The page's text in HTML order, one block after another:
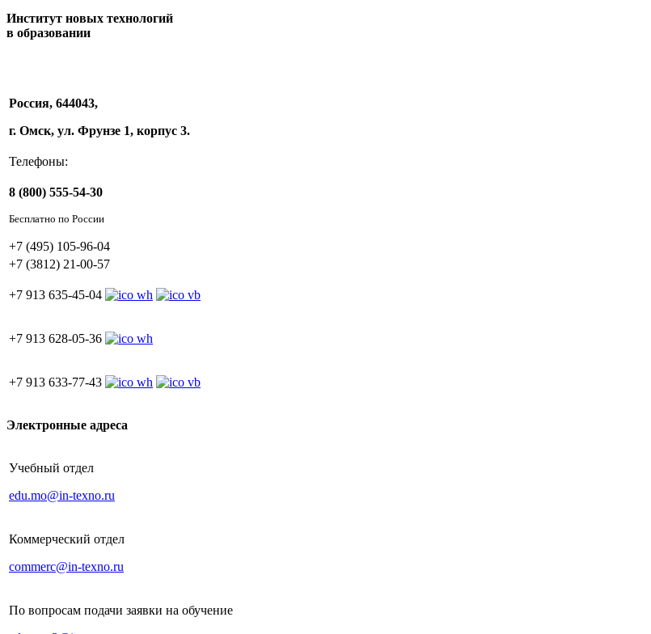
Институт новых технологий
в образовании
Россия, 644043,
г. Омск, ул. Фрунзе 1, корпус 3.
Телефоны:
8 (800) 555-54-30
Бесплатно по России
+7 (495) 105-96-04
+7 (3812) 21-00-57
+7 913 635-45-04
+7 913 628-05-36
+7 913 633-77-43
Электронные адреса
Учебный отдел
edu.mo@in-texno.ru
Коммерческий отдел
commerc@in-texno.ru
По вопросам подачи заявки на обучение